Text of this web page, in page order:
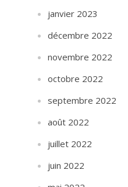
janvier 2023
décembre 2022
novembre 2022
octobre 2022
septembre 2022
août 2022
juillet 2022
juin 2022